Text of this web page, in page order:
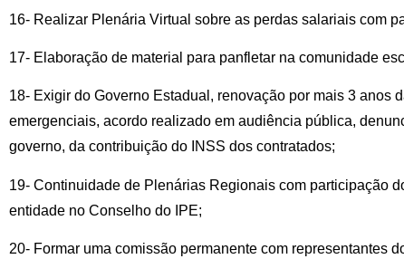
16- Realizar Plenária Virtual sobre as perdas salariais com
17- Elaboração de material para panfletar na comunidade
18- Exigir do Governo Estadual, renovação por mais 3 anos
emergenciais, acordo realizado em audiência pública,
governo, da contribuição do INSS dos contratados;
19- Continuidade de Plenárias Regionais com participação
entidade no Conselho do IPE;
20- Formar uma comissão permanente com representantes